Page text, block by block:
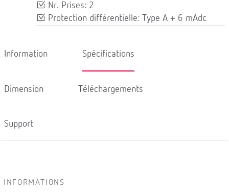
Nr. Prises: 2
Protection différentielle: Type A + 6 mAdc
Information Spécifications
Dimension Téléchargements
Support
INFORMATIONS